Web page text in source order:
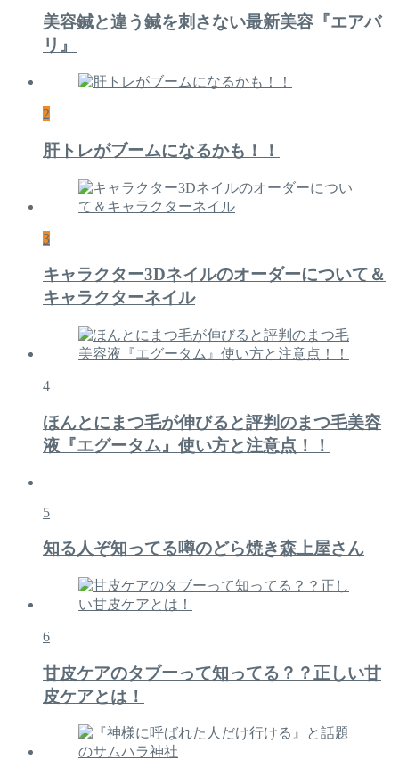
美容鍼と違う鍼を刺さない最新美容『エアバ
リ』
2
肝トレがブームになるかも！！
3
キャラクター3Dネイルのオーダーについて＆
キャラクターネイル
4
ほんとにまつ毛が伸びると評判のまつ毛美容
液『エグータム』使い方と注意点！！
5
知る人ぞ知ってる噂のどら焼き森上屋さん
6
甘皮ケアのタブーって知ってる？？正しい甘
皮ケアとは！